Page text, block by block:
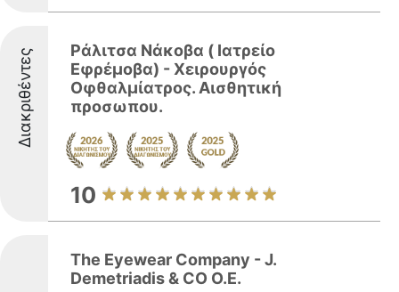
Διακριθέντες
Ράλιτσα Νάκοβα ( Ιατρείο
Εφρέμοβα) - Χειρουργός
Οφθαλμίατρος. Αισθητική
προσωπου.
10
The Eyewear Company - J.
Demetriadis & CO O.E.